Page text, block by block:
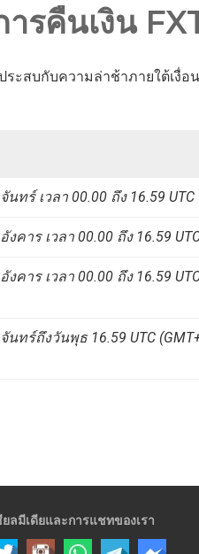
รคืนเงิน
สบกับความล่าช้าภายใต้เงื่
ทร์ เวลา 00.00 ถึง 16.59 UTC
คาร เวลา 00.00 ถึง 16.59
คาร เวลา 00.00 ถึง 16.59
ทร์ถึงวันพุธ 16.59 UTC
ลมีเดียและการแชทของเรา